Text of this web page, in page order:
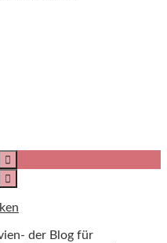
der Blog für